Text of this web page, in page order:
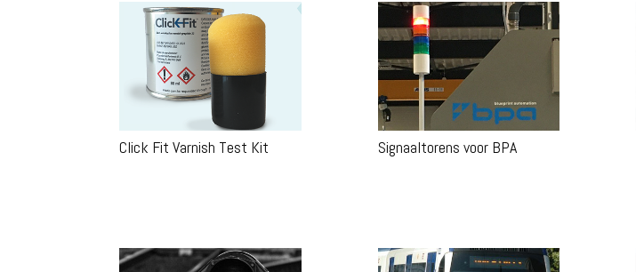
Click Fit Varnish Test Kit Signaaltorens voor BPA